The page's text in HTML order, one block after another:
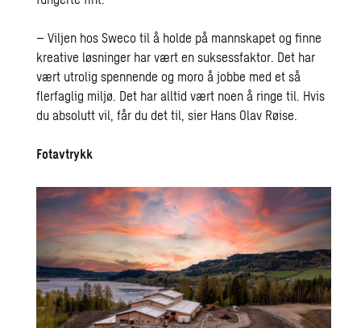
– Viljen hos Sweco til å holde på mannskapet og finne
kreative løsninger har vært en suksessfaktor. Det har
vært utrolig spennende og moro å jobbe med et så
flerfaglig miljø. Det har alltid vært noen å ringe til. Hvis
du absolutt vil, får du det til, sier Hans Olav Røise.
Fotavtrykk